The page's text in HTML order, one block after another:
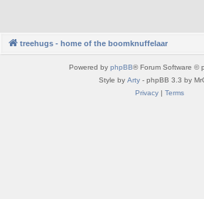
treehugs - home of the boomknuffelaar
Powered by phpBB® Forum Software ©
Style by Arty - phpBB 3.3 by
Privacy| Terms